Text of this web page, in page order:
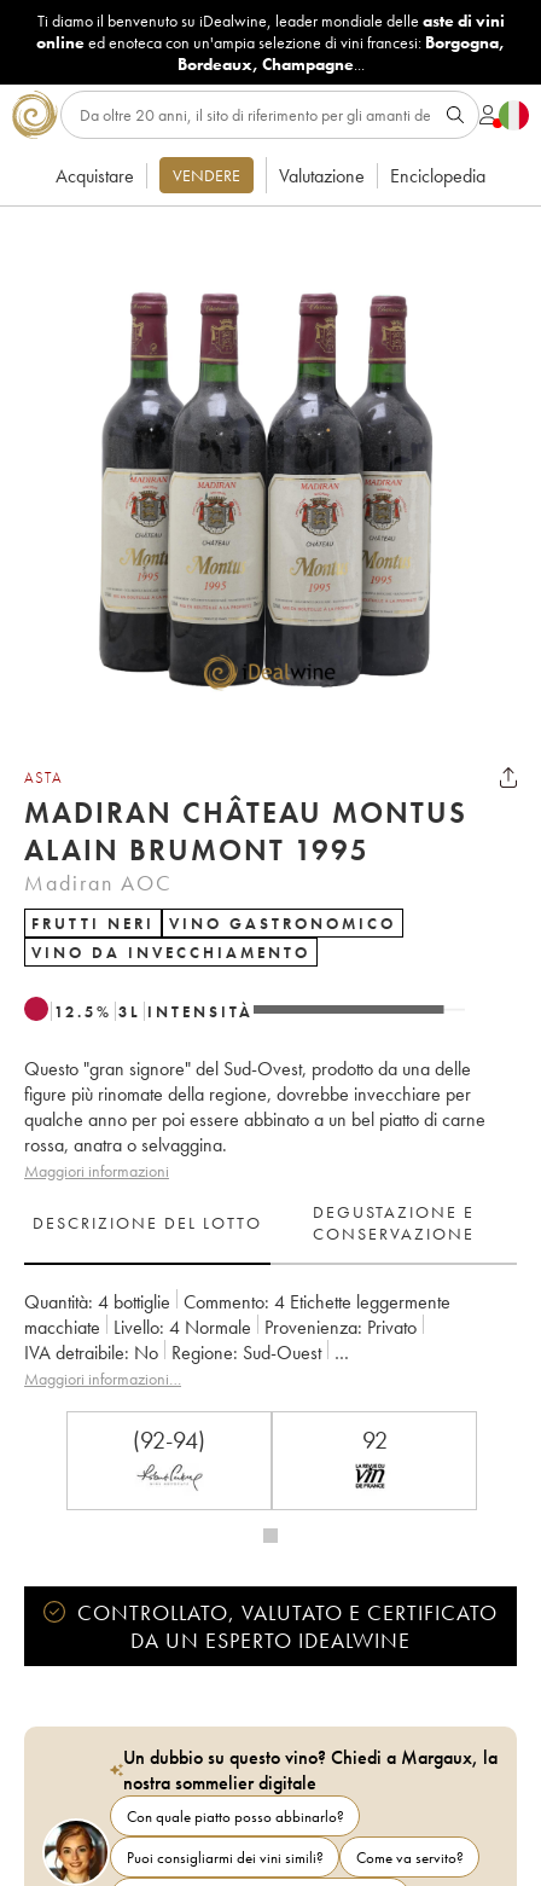
Ti diamo il benvenuto su iDealwine, leader mondiale delle aste di vini
onlineed enoteca con un'ampia selezione di vini francesi: Borgogna,
Bordeaux, Champagne...
Acquistare VENDERE Valutazione Enciclopedia
ASTA
MADIRAN CHÂTEAU MONTUS
ALAIN BRUMONT 1995
Madiran AOC
FRUTTI NERI
VINO GASTRONOMICO
VINO DA INVECCHIAMENTO
12.5% 3 L INTENSITÀ
Questo "gran signore" del Sud-Ovest, prodotto da una delle
figure più rinomate della regione, dovrebbe invecchiare per
qualche anno per poi essere abbinato a un bel piatto di carne
rossa, anatra o selvaggina.
Maggiori informazioni
DESCRIZIONE DEL LOTTO
DEGUSTAZIONE E
CONSERVAZIONE
Quantità: 4 bottiglie Commento: 4 Etichette leggermente
macchiate
Livello: 4 Normale Provenienza:
privato
IVA detraibile:
no Regione:
Sud-Ouest
Denominazione:
Madiran
Maggiori informazioni…
(92-94) 92
CONTROLLATO, VALUTATO E CERTIFICATO
DA UN ESPERTO IDEALWINE
Un dubbio su questo vino? Chiedi a Margaux, la
nostra sommelier digitale
Con quale piatto posso abbinarlo?
Puoi consigliarmi dei vini simili?
Come va servito?